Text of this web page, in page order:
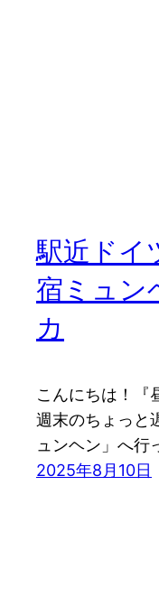
駅近ドイ
宿ミュン
カ
こんにちは！『
週末のちょっと
ュンヘン」へ行
2025年8月10日